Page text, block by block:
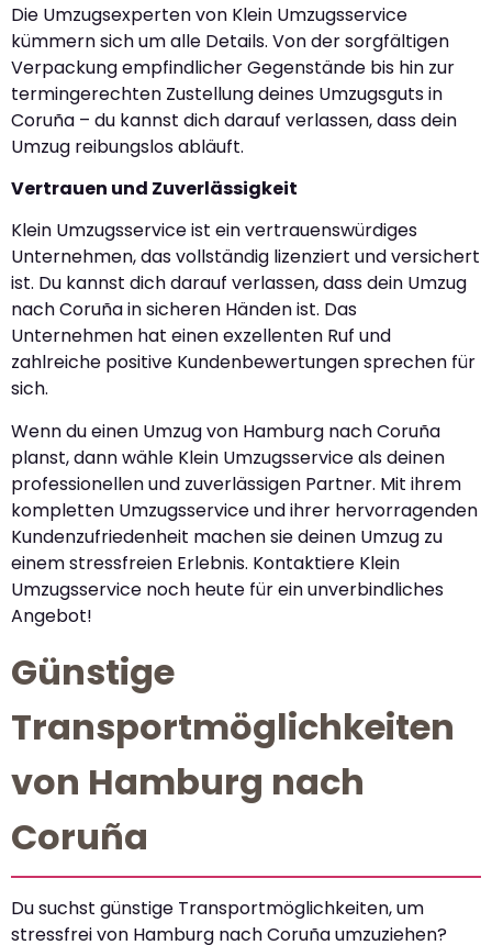
Die Umzugsexperten von Klein Umzugsservice
kümmern sich um alle Details. Von der sorgfältigen
Verpackung empfindlicher Gegenstände bis hin zur
termingerechten Zustellung deines Umzugsguts in
Coruña – du kannst dich darauf verlassen, dass dein
Umzug reibungslos abläuft.
Vertrauen und Zuverlässigkeit
Klein Umzugsservice ist ein vertrauenswürdiges
Unternehmen, das vollständig lizenziert und versichert
ist. Du kannst dich darauf verlassen, dass dein Umzug
nach Coruña in sicheren Händen ist. Das
Unternehmen hat einen exzellenten Ruf und
zahlreiche positive Kundenbewertungen sprechen für
sich.
Wenn du einen Umzug von Hamburg nach Coruña
planst, dann wähle Klein Umzugsservice als deinen
professionellen und zuverlässigen Partner. Mit ihrem
kompletten Umzugsservice und ihrer hervorragenden
Kundenzufriedenheit machen sie deinen Umzug zu
einem stressfreien Erlebnis. Kontaktiere Klein
Umzugsservice noch heute für ein unverbindliches
Angebot!
Günstige
Transportmöglichkeiten
von Hamburg nach
Coruña
Du suchst günstige Transportmöglichkeiten, um
stressfrei von Hamburg nach Coruña umzuziehen?